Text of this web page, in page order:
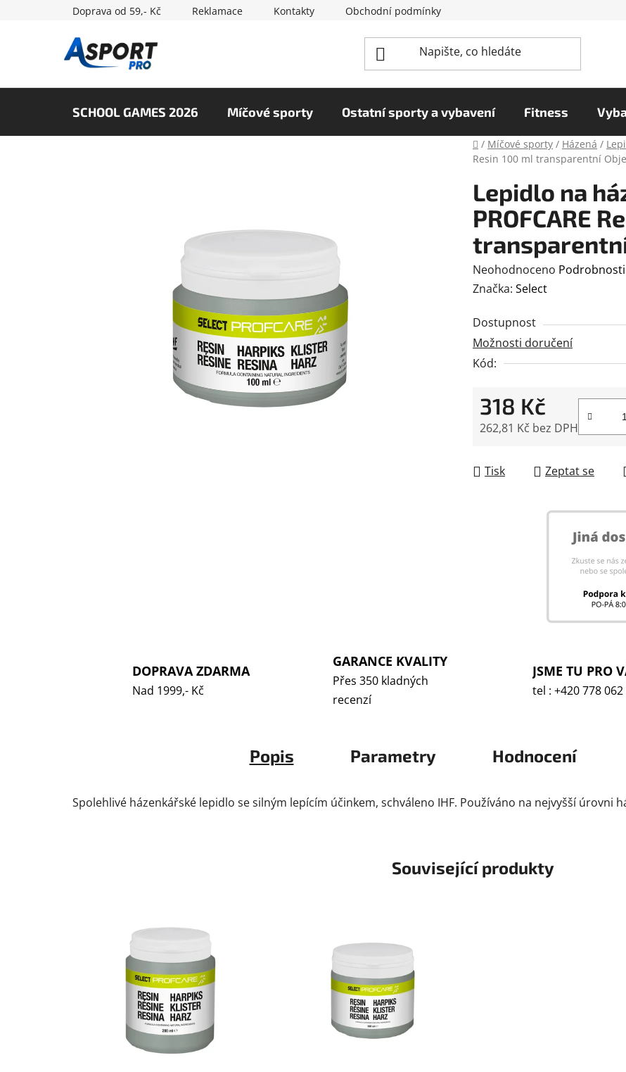
Doprava od 59,- Kč Reklamace Kontakty Obchodní podmínky
SCHOOL GAMES 2026 Míčové sporty Ostatní sporty a vybavení Fitness
Domů
/ Míčové sporty / Házená /
Resin 100 ml transparentní
Lepidlo na
PROFCARE
Průměrné
hodnocení
je
0,0
z
hvězdiček.
Neohodnoceno
Značka: Select
Dostupnost
Možnosti doručení
Kód:
318 Kč
262,81 Kč bez DPH
Tisk Zeptat se
DOPRAVA ZDARMA
Nad 1999,- Kč
GARANCE KVALITY
Přes 350 kladných
recenzí
JSME TU PRO
tel : +420 778 062
Popis Parametry Hodnocení
Spolehlivé házenkářské lepidlo se silným lepícím účinkem, schváleno IHF. Používáno na nejvyšší úrovni
Související produkty